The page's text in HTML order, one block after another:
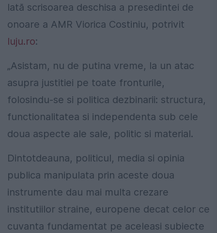
Iată scrisoarea deschisa a presedintei de
onoare a AMR Viorica Costiniu, potrivit
luju.ro:
„Asistam, nu de putina vreme, la un atac
asupra justitiei pe toate fronturile,
folosindu-se si politica dezbinarii: structura,
functionalitatea si independenta sub cele
doua aspecte ale sale, politic si material.
Dintotdeauna, politicul, media si opinia
publica manipulata prin aceste doua
instrumente dau mai multa crezare
institutiilor straine, europene decat celor ce
cuvanta fundamentat pe aceleasi subiecte